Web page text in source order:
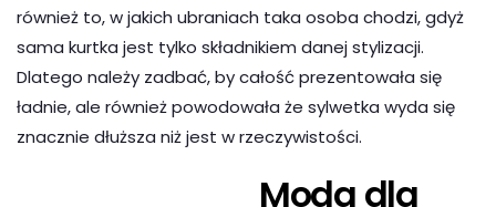
również to, w jakich ubraniach taka osoba chodzi, gdyż
sama kurtka jest tylko składnikiem danej stylizacji.
Dlatego należy zadbać, by całość prezentowała się
ładnie, ale również powodowała że sylwetka wyda się
znacznie dłuższa niż jest w rzeczywistości.
Moda dla